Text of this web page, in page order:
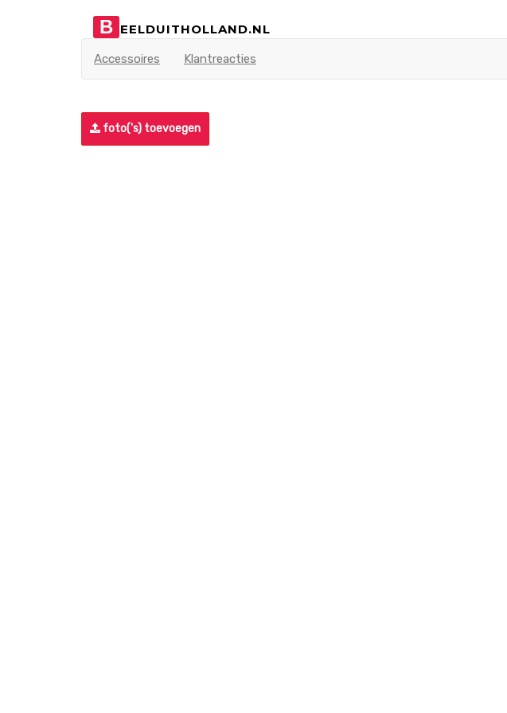
B EELDUITHOLLAND.NL
Accessoires Klantreacties
foto('s) toevoegen